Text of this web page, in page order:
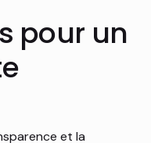
pour un
et la